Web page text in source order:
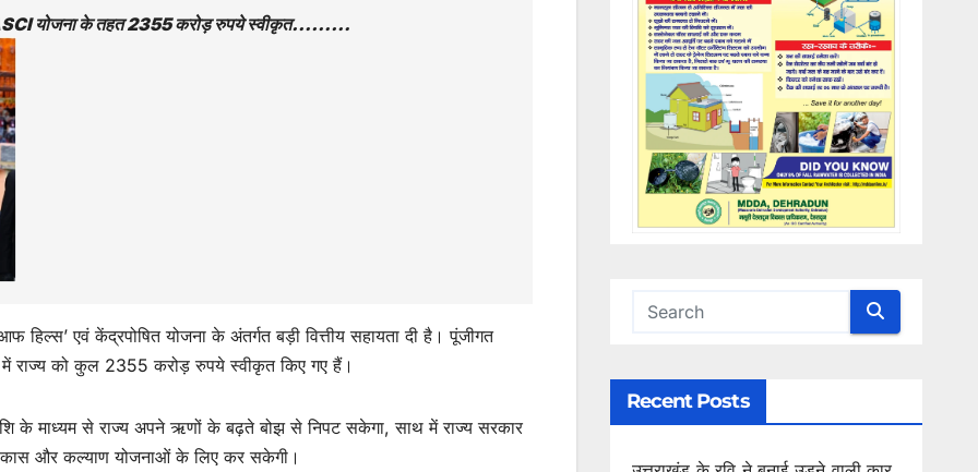
योजना के तहत 2355 करोड़ रुपये स्वीकृत………
हिल्स’ एवं केंद्रपोषित योजना के अंतर्गत बड़ी वित्तीय सहायता दी है। पूंजीगत
में राज्य को कुल 2355 करोड़ रुपये स्वीकृत किए गए हैं।
के माध्यम से राज्य अपने ऋणों के बढ़ते बोझ से निपट सकेगा, साथ में राज्य सरकार
और कल्याण योजनाओं के लिए कर सकेगी।
Recent Posts